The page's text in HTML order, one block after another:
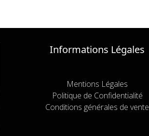
Informations Légales
Mentions Légales
Politique de Confidentialité
Conditions générales de vente